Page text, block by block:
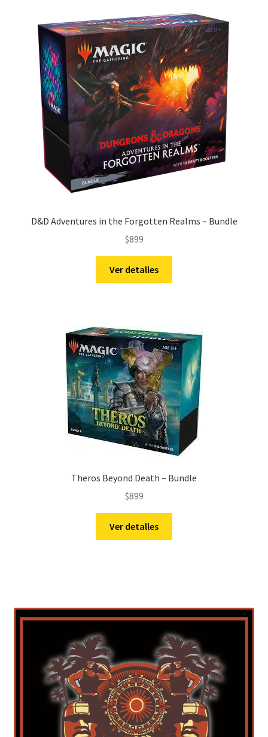
D&D Adventures in the Forgotten Realms – Bundle
$899
Ver detalles
Theros Beyond Death – Bundle
$899
Ver detalles